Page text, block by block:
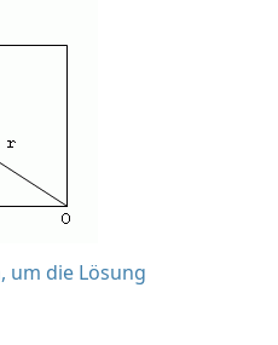
ist eine Arbeit von W =
um die Lösung